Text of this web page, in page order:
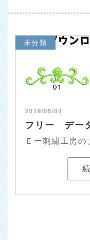
未分類
2019/06/04
フリー デー
Ｅー刺繍工房